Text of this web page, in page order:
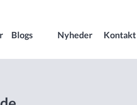
Blogs Nyheder Kontakt